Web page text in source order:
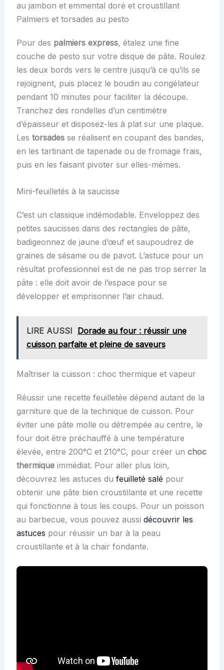
au jambon et emmental doré et croustillant
Palmiers et torsades au pesto
Pour des palmiers express, étalez une fine
couche de pesto sur votre disque de pâte. Roulez
les deux bords vers le centre jusqu’à ce qu’ils se
rejoignent, puis placez le boudin au congélateur
pendant 10 minutes pour faciliter la découpe.
Tranchez des rondelles d’un centimètre
d’épaisseur et disposez-les à plat sur une plaque.
Les torsadesse réalisent en coupant des bandes,
en les tartinant de tapenade ou de fromage frais,
puis en les faisant pivoter sur elles-mêmes.
Mini-feuilletés à la saucisse
C’est un classique indémodable. Enveloppez des
petites saucisses dans des rectangles de pâte,
badigeonnez de jaune d’œuf et saupoudrez de
graines de sésame ou de pavot. L’astuce pour un
résultat professionnel est de ne pas trop serrer la
pâte : elle doit avoir de l’espace pour se
développer et emprisonner l’air chaud.
LIRE AUSSI Dorade au four : réussir une
cuisson parfaite et pleine de saveurs
Maîtriser la cuisson : choc thermique et vapeur
Réussir une recette feuilletée dépend autant de la
garniture que de la technique de cuisson. Pour
éviter une pâte molle ou détrempée au centre, le
four doit être préchauffé à une température
élevée, entre 200°C et 210°C, pour créer un choc
thermiqueimmédiat. Pour aller plus loin,
découvrez les astuces du feuilleté salé pour
obtenir une pâte bien croustillante et une recette
qui fonctionne à tous les coups. Pour un poisson
au barbecue, vous pouvez aussi découvrir les
astuces pour réussir un bar à la peau
croustillante et à la chair fondante.